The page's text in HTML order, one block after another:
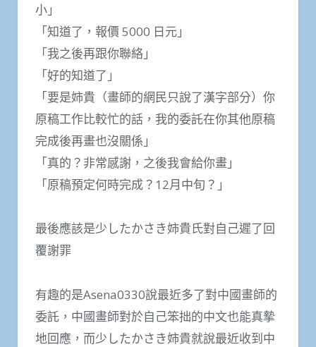
小」
「知道了，報價 5000 日元」
「我之後再跟你聯絡」
「好的知道了」
「要是姉貴（畫師的網民只說了漢字部分）你
原稿工作比較忙的話，我的委託在你其他原稿
完成後再畫也沒關係」
「真的？非常感謝，之後我會給你畫」
「原稿預定何時完成？12月中旬？」
最後應該是少したかさき姉貴氏對自己遲了回
覆謝罪
有趣的是Asena0330說最近多了對中國畫師的
委託，中國畫師對於自己笨拙的中文也能真摯
地回應，而少したかさき姉貴就說最近收到中